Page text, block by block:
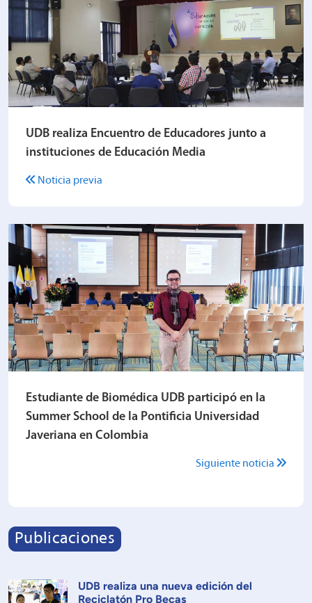
UDB realiza Encuentro de Educadores junto a
instituciones de Educación Media
Noticia previa
Estudiante de Biomédica UDB participó en la
Summer School de la Pontificia Universidad
Javeriana en Colombia
Siguiente noticia
Publicaciones
UDB realiza una nueva edición del
Reciclatón Pro Becas